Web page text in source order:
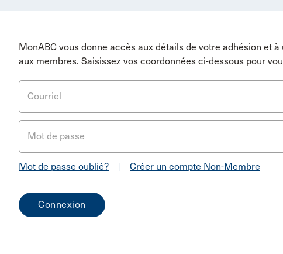
MonABC vous donne accès aux détails de votre adhésion et
aux membres. Saisissez vos coordonnées ci-dessous pour
Courriel
Mot de passe
Mot de passe oublié? Créer un compte Non-Membre